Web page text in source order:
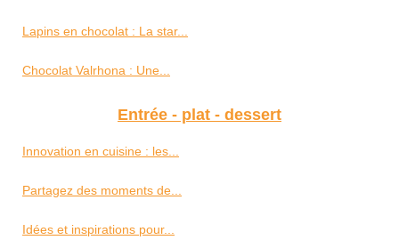
Lapins en chocolat : La star...
Chocolat Valrhona : Une...
Entrée - plat - dessert
Innovation en cuisine : les...
Partagez des moments de...
Idées et inspirations pour...